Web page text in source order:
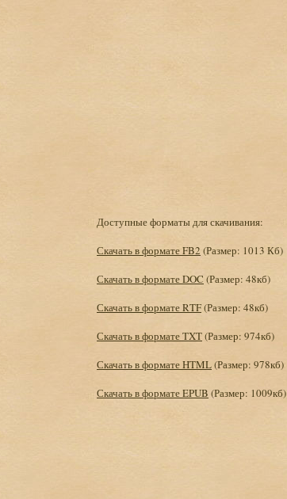
Доступные форматы для скачивания:
Скачать в формате FB2 (Размер: 1013 Кб)
Скачать в формате DOC (Размер: 48кб)
Скачать в формате RTF(Размер: 48кб)
Скачать в формате TXT(Размер: 974кб)
Скачать в формате HTML(Размер: 978кб)
Скачать в формате EPUB (Размер: 1009кб)